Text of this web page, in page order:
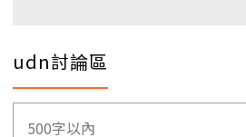
udn討論區